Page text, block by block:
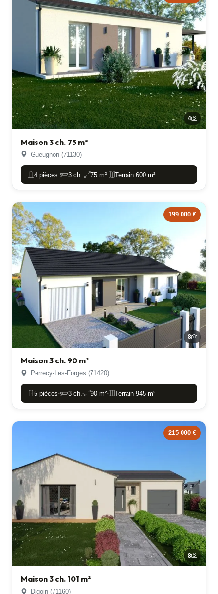
4
Maison 3 ch. 75 m²
Gueugnon (71130)
4 pièces- 3 ch. - 75 m²- Terrain 600 m²
199 000 €
8
Maison 3 ch. 90 m²
Perrecy-Les-Forges (71420)
5 pièces- 3 ch. - 90 m²- Terrain 945 m²
215 000 €
8
Maison 3 ch. 101 m²
Digoin (71160)